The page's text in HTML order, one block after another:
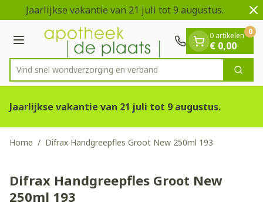
Ga naar de inhoud
1 van 2
Jaarlijkse vakantie van 21 juli tot 9 augustus.
Menu
Product, merk, categorie...
Vind snel wondverzorging en verban Zoek
0 artikelen
€ 0,00
0
Jaarlijkse vakantie van 21 juli tot 9 augustus.
Home / Difrax Handgreepfles Groot New 250ml 193
Difrax Handgreepfles Groot New
250ml 193